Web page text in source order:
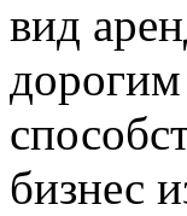
вид
бизнес